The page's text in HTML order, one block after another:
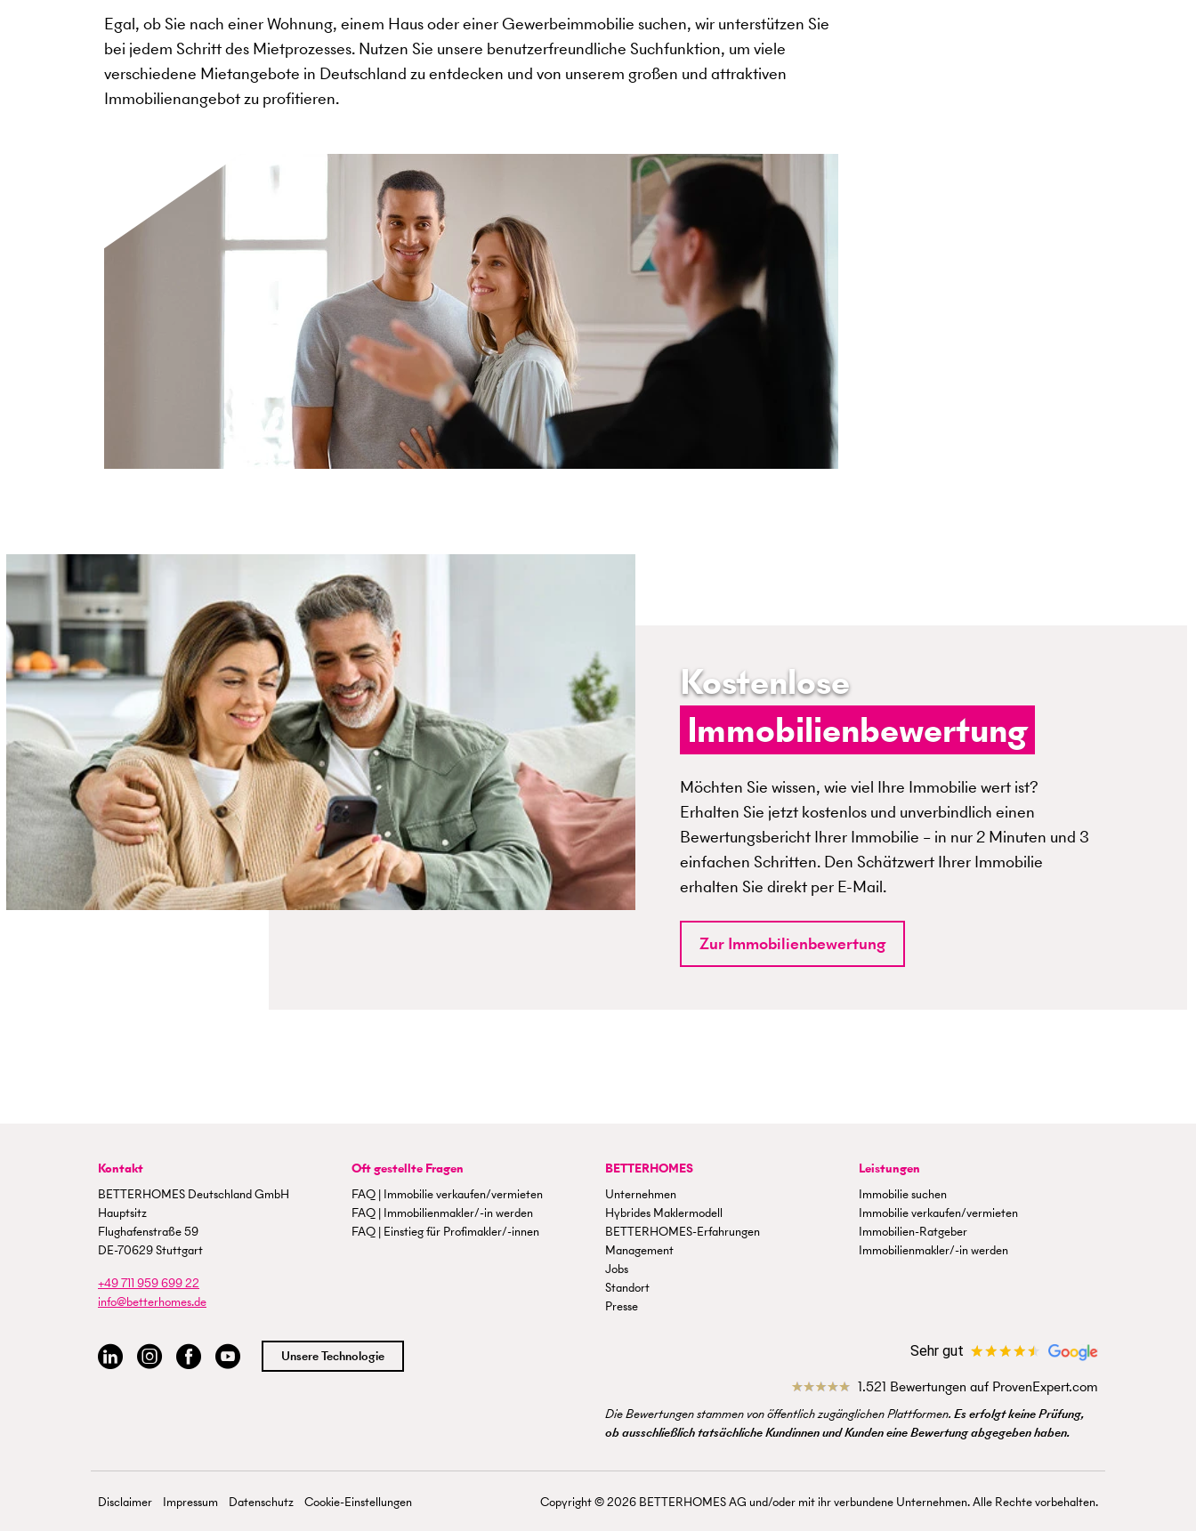
Egal, ob Sie nach einer Wohnung, einem Haus oder einer Gewerbeimmobilie suchen, wir unterstützen Sie
bei jedem Schritt des Mietprozesses. Nutzen Sie unsere benutzerfreundliche Suchfunktion, um viele
verschiedene Mietangebote in Deutschland zu entdecken und von unserem großen und attraktiven
Immobilienangebot zu profitieren.
Kostenlose
Immobilienbewertung
Möchten Sie wissen, wie viel Ihre Immobilie wert ist?
Erhalten Sie jetzt kostenlos und unverbindlich einen
Bewertungsbericht Ihrer Immobilie – in nur 2 Minuten und 3
einfachen Schritten. Den Schätzwert Ihrer Immobilie
erhalten Sie direkt per E-Mail.
Zur Immobilienbewertung
Kontakt
BETTERHOMES Deutschland GmbH
Hauptsitz
Flughafenstraße 59
DE-70629 Stuttgart
+49 711 959 699 22
info@betterhomes.de
Oft gestellte Fragen
FAQ | Immobilie verkaufen/vermieten
FAQ | Immobilienmakler/-in werden
FAQ | Einstieg für Profimakler/-innen
BETTERHOMES
Unternehmen
Hybrides Maklermodell
BETTERHOMES-Erfahrungen
Management
Jobs
Standort
Presse
Leistungen
Immobilie suchen
Immobilie verkaufen/vermieten
Immobilien-Ratgeber
Immobilienmakler/-in werden
Unsere Technologie Sehr gut
1.521 Bewertungen auf ProvenExpert.com
Die Bewertungen stammen von öffentlich zugänglichen Plattformen. Es erfolgt keine Prüfung,
ob ausschließlich tatsächliche Kundinnen und Kunden eine Bewertung abgegeben haben.
Disclaimer Impressum Datenschutz Cookie-Einstellungen Copyright ©2026 BETTERHOMES AG und/oder mit ihr verbundene Unternehmen. Alle Rechte vorbehalten.